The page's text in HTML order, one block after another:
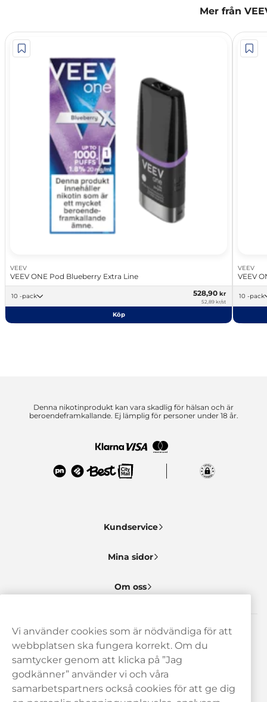
Mer från
VEEV
VEEV ONE Pod Blueberry Extra Line
10 -pack 528,90 kr
52,89 kr/st
Köp
VEEV
VEEV
10 -pack
Denna nikotinprodukt kan vara skadlig för hälsan och är
beroendeframkallande. Ej lämplig för personer under 18 år.
Behöver du hjälp? Kontakta oss gärna!
hej@haypp.com
08 517 910 97
Kundservice
Mina sidor
Om oss
Vi använder cookies som är nödvändiga för att
webbplatsen ska fungera korrekt. Om du
samtycker genom att klicka på ”Jag
godkänner” använder vi och våra
samarbetspartners också cookies för att ge dig